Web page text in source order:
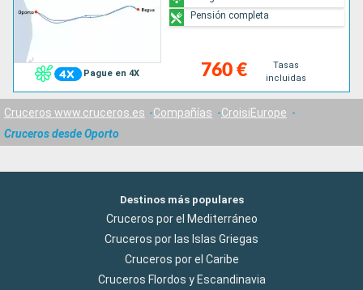
Pague en 4X 760 €
Tasas
incluidas
Pensión completa
Cruceros www.cruceros.es Compañías
CroisiEurope
Cruceros desde Oporto
Destinos más populares
Cruceros por el Mediterráneo
Cruceros por las Islas Griegas
Cruceros por el Caribe
Cruceros Flordos y Escandinavia